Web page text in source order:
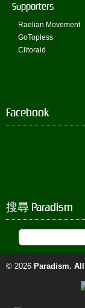
Supporters
Raelian Movement
GoTopless
Clitoraid
Facebook
搜尋 Paradism
© 2026 Paradism. All